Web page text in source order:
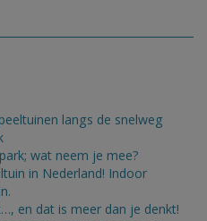
langs de snelweg
wat neem je mee?
in Nederland! Indoor
en dat is meer dan je denkt!